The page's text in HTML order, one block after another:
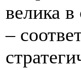
велика в
–